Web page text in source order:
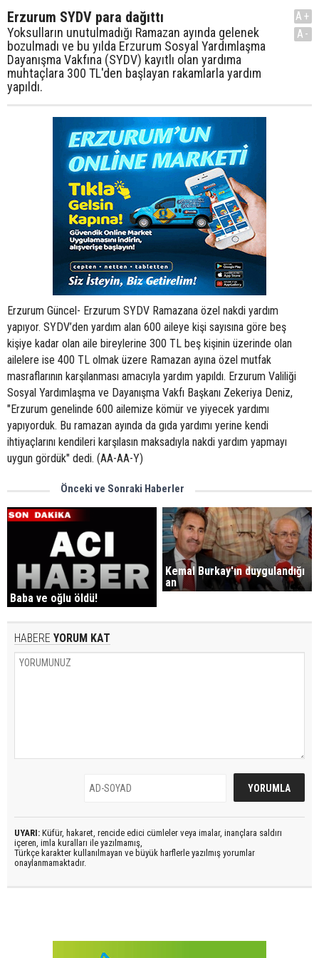
Erzurum SYDV para dağıttı
Yoksulların unutulmadığı Ramazan ayında gelenek
bozulmadı ve bu yılda Erzurum Sosyal Yardımlaşma
Dayanışma Vakfına (SYDV) kayıtlı olan yardıma
muhtaçlara 300 TL'den başlayan rakamlarla yardım
yapıldı.
A+
A-
Erzurum Güncel- Erzurum SYDV Ramazana özel nakdi yardım
yapıyor. SYDV’den yardım alan 600 aileye kişi sayısına göre beş
kişiye kadar olan aile bireylerine 300 TL beş kişinin üzerinde olan
ailelere ise 400 TL olmak üzere Ramazan ayına özel mutfak
masraflarının karşılanması amacıyla yardım yapıldı. Erzurum Valiliği
Sosyal Yardımlaşma ve Dayanışma Vakfı Başkanı Zekeriya Deniz,
"Erzurum genelinde 600 ailemize kömür ve yiyecek yardımı
yapıyorduk. Bu ramazan ayında da gıda yardımı yerine kendi
ihtiyaçlarını kendileri karşılasın maksadıyla nakdi yardım yapmayı
uygun gördük" dedi. (AA-AA-Y)
Önceki ve Sonraki Haberler
Baba ve oğlu öldü!
Kemal Burkay'ın duygulandığı
an
HABERE YORUM KAT
UYARI: Küfür, hakaret, rencide edici cümleler veya imalar, inançlara saldırı
içeren, imla kuralları ile yazılmamış,
Türkçe karakter kullanılmayan ve büyük harflerle yazılmış yorumlar
onaylanmamaktadır.